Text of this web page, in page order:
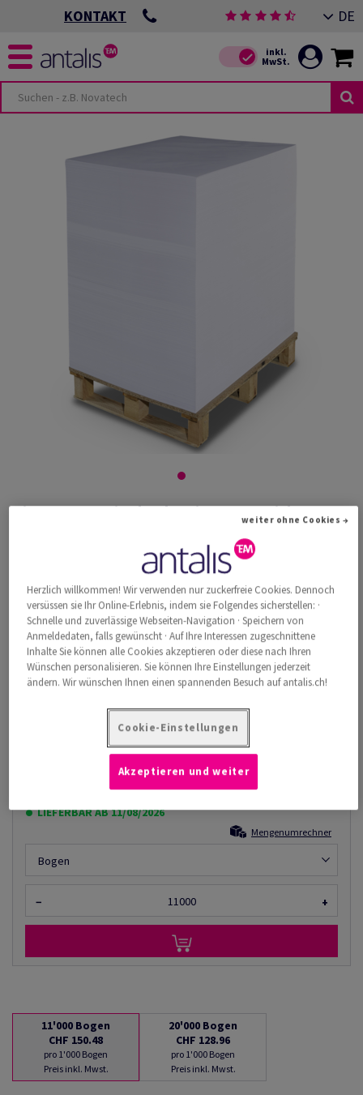
KONTAKT DE
Pioneer Preprint hochweiss ungestrichen
#582682
Pioneer, Preprint, hochweiss, holzfrei ECF, 80g/m2, 460mm x 320mm,
SRA3+, BB, Pal. zu 40000 Bogen ungeriest, abgesteckt zu 500 Bogen,
FSC Mix 70%
Weitere Produktinformationen
Produkt weiterempfehlen
Katalogpreis inkl. MwSt.
14.30% Rabatt
LIEFERBAR AB 11/08/2026
Mengenumrechner
Bogen
− +
11'000 Bogen
CHF 150.48
pro 1'000 Bogen
Preis inkl. Mwst.
20'000 Bogen
CHF 128.96
pro 1'000 Bogen
Preis inkl. Mwst.
Herzlich willkommen! Wir verwenden nur zuckerfreie Cookies. Dennoch
versüssen sie Ihr Online-Erlebnis, indem sie Folgendes sicherstellen: ·
Schnelle und zuverlässige Webseiten-Navigation · Speichern von
Anmeldedaten, falls gewünscht · Auf Ihre Interessen zugeschnittene
Inhalte Sie können alle Cookies akzeptieren oder diese nach Ihren
Wünschen personalisieren. Sie können Ihre Einstellungen jederzeit
ändern. Wir wünschen Ihnen einen spannenden Besuch auf antalis.ch!
Cookie-Einstellungen
weiter ohne Cookies →
Akzeptieren und weiter